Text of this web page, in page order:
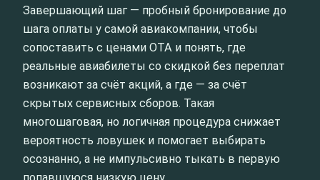
Завершающий шаг — пробный бронирование до
шага оплаты у самой авиакомпании, чтобы
сопоставить с ценами OTA и понять, где
реальные авиабилеты со скидкой без переплат
возникают за счёт акций, а где — за счёт
скрытых сервисных сборов. Такая
многошаговая, но логичная процедура снижает
вероятность ловушек и помогает выбирать
осознанно, а не импульсивно тыкать в первую